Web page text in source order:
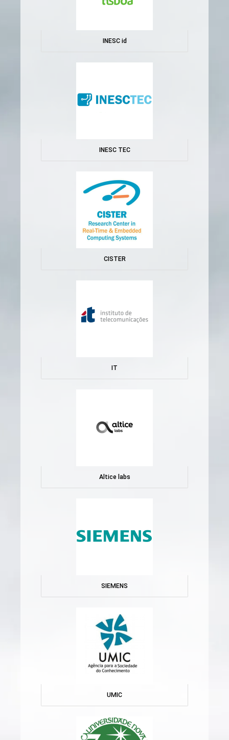
INESC id
INESC TEC
CISTER
IT
Altice labs
SIEMENS
UMIC